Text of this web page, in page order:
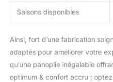
Saisons disponibles
Ainsi, fort d’une fabrication
adaptés pour améliorer votre
qu’une panoplie inégalable
optimum & confort accru ;